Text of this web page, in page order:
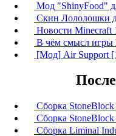
Мод "ShinyFood"
Скин Лололошки
Новости Minecraft
В чём смысл игры
[Мод] Air Support
Сборка StoneBlock
Сборка StoneBlock
Сборка Liminal